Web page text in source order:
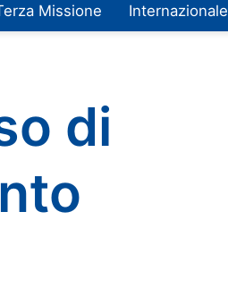
Missione Internazionale
di